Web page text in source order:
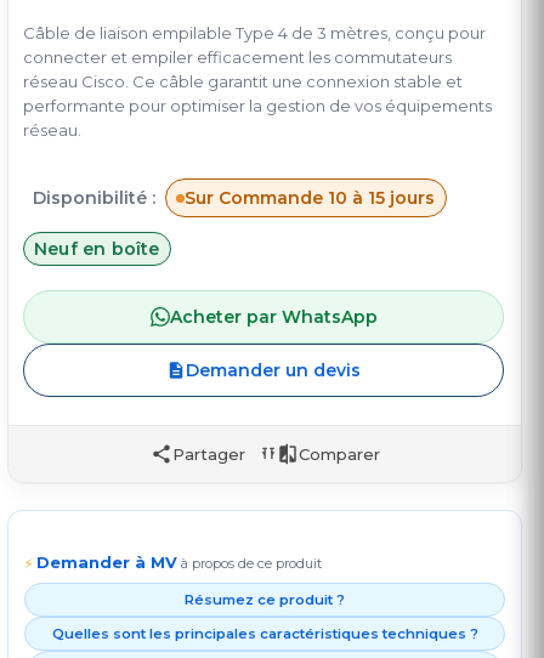
Câble de liaison empilable Type 4 de 3 mètres, conçu pour
connecter et empiler efficacement les commutateurs
réseau Cisco. Ce câble garantit une connexion stable et
performante pour optimiser la gestion de vos équipements
réseau.
Disponibilité : Sur Commande 10 à 15 jours
Neuf en boîte
Acheter par WhatsApp
Demander un devis
Partager Comparer
⚡ Demander à MV à propos de ce produit
Résumez ce produit ?
Quelles sont les principales caractéristiques techniques ?